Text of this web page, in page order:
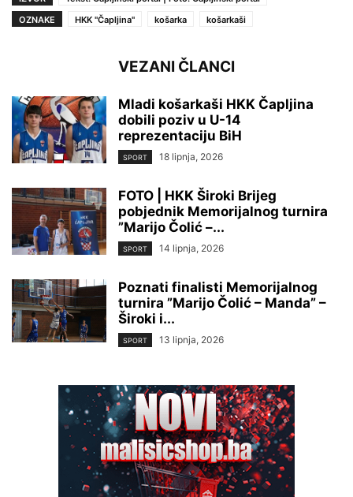
OZNAKE
HKK ''Čapljina'' košarka košarkaši
VEZANI ČLANCI
Mladi košarkaši HKK Čapljina
dobili poziv u U-14
reprezentaciju BiH
SPORT 18 lipnja, 2026
FOTO | HKK Široki Brijeg
pobjednik Memorijalnog turnira
”Marijo Čolić –...
SPORT 14 lipnja, 2026
Poznati finalisti Memorijalnog
turnira ”Marijo Čolić – Manda” –
Široki i...
SPORT 13 lipnja, 2026